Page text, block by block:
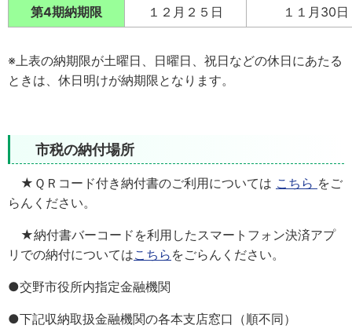
第4期納期限
１２月２５日 １１月30日
※上表の納期限が土曜日、日曜日、祝日などの休日にあたる
ときは、休日明けが納期限となります。
市税の納付場所
★ＱＲコード付き納付書のご利用については こちら をご
らんください。
★納付書バーコードを利用したスマートフォン決済アプ
リでの納付についてはこちら をごらんください。
●交野市役所内指定金融機関
●下記収納取扱金融機関の各本支店窓口（順不同）